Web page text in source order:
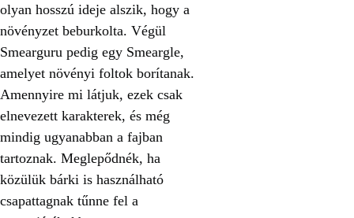
olyan hosszú ideje alszik, hogy a
növényzet beburkolta. Végül
Smearguru pedig egy Smeargle,
amelyet növényi foltok borítanak.
Amennyire mi látjuk, ezek csak
elnevezett karakterek, és még
mindig ugyanabban a fajban
tartoznak. Meglepődnék, ha
közülük bárki is használható
csapattagnak tűnne fel a